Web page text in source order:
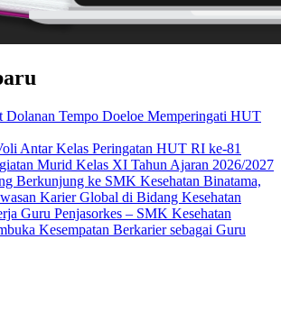
Dolanan Tempo Doeloe Memperingati HUT
Antar Kelas Peringatan HUT RI ke-81
Murid Kelas XI Tahun Ajaran 2026/2027
Berkunjung ke SMK Kesehatan Binatama,
Karier Global di Bidang Kesehatan
Guru Penjasorkes – SMK Kesehatan
Kesempatan Berkarier sebagai Guru